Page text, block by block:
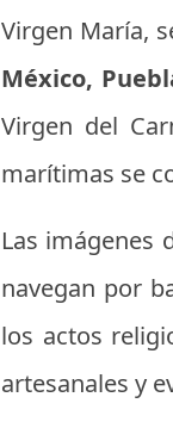
Virgen María,
México,
Virgen del
marítimas se
Las imágenes
navegan por
los actos
artesanales y